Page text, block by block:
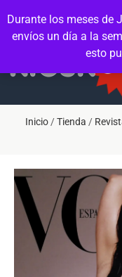
Durante los meses de
envíos un día a la
esto
Inicio /Tienda /